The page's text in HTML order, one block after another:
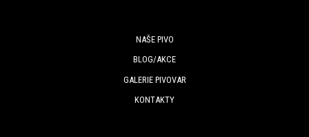
NAŠE PIVO
BLOG/AKCE
GALERIE PIVOVAR
KONTAKTY